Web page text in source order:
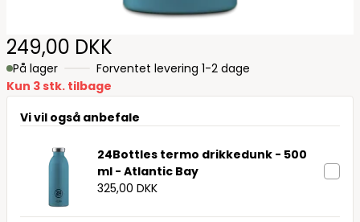
249,00 DKK
På lager
Forventet levering 1-2 dage
Kun 3 stk. tilbage
Vi vil også anbefale
24Bottles termo drikkedunk - 500
ml - Atlantic Bay
325,00 DKK